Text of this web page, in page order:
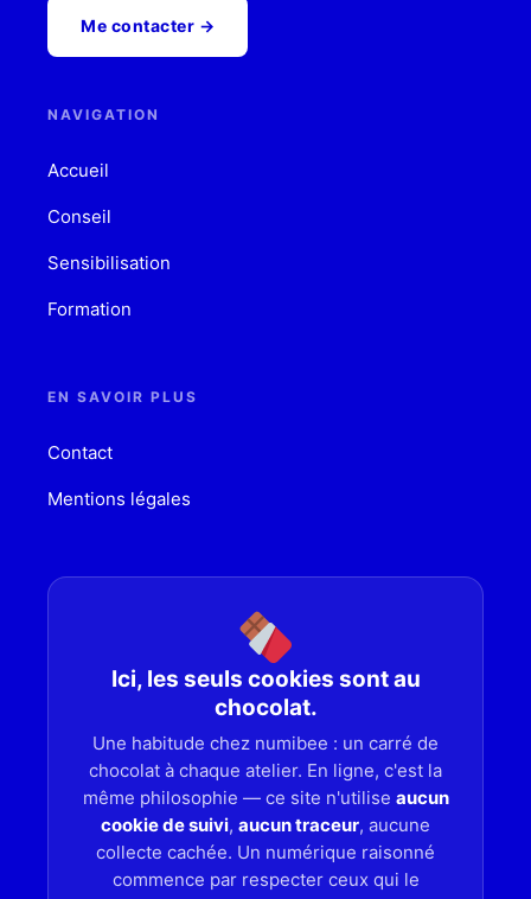
Me contacter →
NAVIGATION
Accueil
Conseil
Sensibilisation
Formation
EN SAVOIR PLUS
Contact
Mentions légales
Ici, les seuls cookies sont au
chocolat.
Une habitude chez numibee : un carré de
chocolat à chaque atelier. En ligne, c'est la
même philosophie — ce site n'utilise aucun
cookie de suivi, aucun traceur, aucune
collecte cachée. Un numérique raisonné
commence par respecter ceux qui le